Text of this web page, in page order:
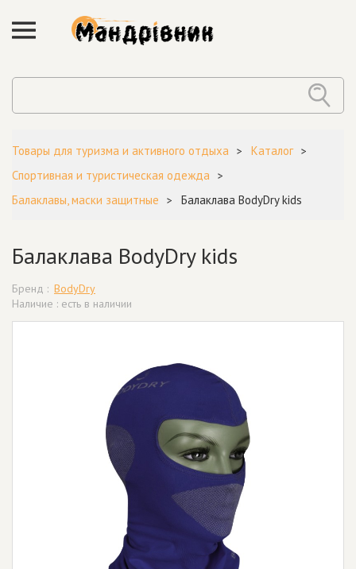
Товары для туризма и активного отдыха
Каталог
Спортивная и туристическая одежда
Балаклавы, маски защитные
Балаклава BodyDry kids
Балаклава BodyDry kids
Бренд : BodyDry
Наличие : есть в наличии